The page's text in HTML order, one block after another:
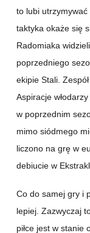
to lubi utrzymywać
taktyka okaże się
Radomiaka
poprzedniego
ekipie Stali.
Aspiracje
w poprzednim
mimo siódmego
liczono na grę w
debiucie w
Co do samej gry i
lepiej. Zazwyczaj
piłce jest w stanie